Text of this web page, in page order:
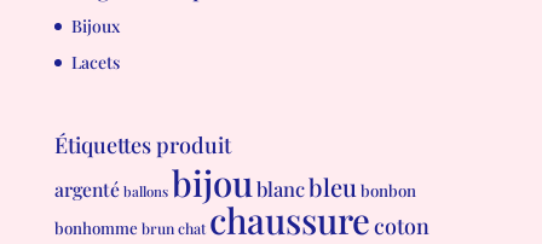
Bijoux
Lacets
Étiquettes produit
argenté ballons bijou blancbleu bonbon
bonhomme brun chat chaussurecoton